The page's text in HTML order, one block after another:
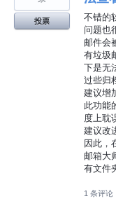
不错的
问题也
邮件会
有垃圾
下是无
过些归
建议增
此功能
度上耽
建议改
因此，
邮箱大
有文件
投票
1 条评论